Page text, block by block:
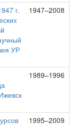
г.
УР
1947–2008
1989–1996
1995–2009